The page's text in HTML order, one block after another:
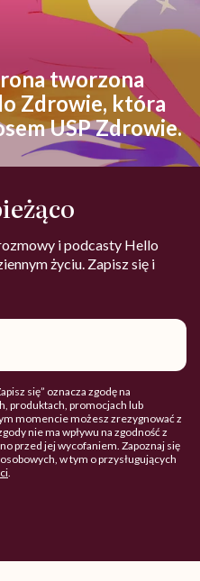
tworzona
Zdrowie, która
USP Zdrowie.
i podcasty Hello
życiu. Zapisz się i
się” oznacza zgodę na
produktach, promocjach lub
momencie możesz zrezygnować z
nie ma wpływu na zgodność z
przed jej wycofaniem. Zapoznaj się
w tym o przysługujących